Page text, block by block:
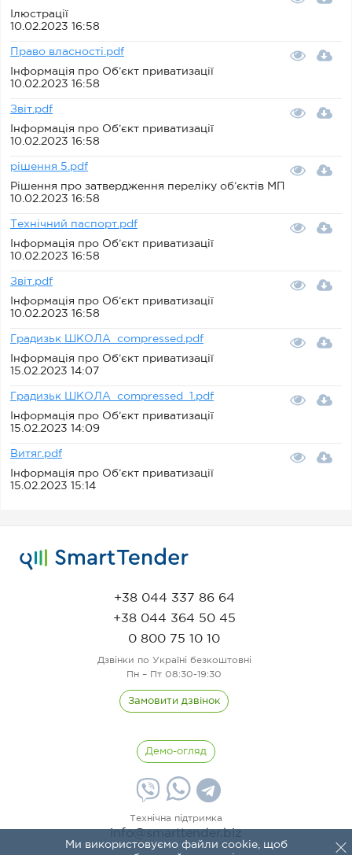
Ілюстрації
10.02.2023 16:58
Право власності.pdf
Інформація про Об’єкт приватизації
10.02.2023 16:58
Звіт.pdf
Інформація про Об’єкт приватизації
10.02.2023 16:58
рішення 5.pdf
Рішення про затвердження переліку об’єктів МП
10.02.2023 16:58
Технічний паспорт.pdf
Інформація про Об’єкт приватизації
10.02.2023 16:58
Звіт.pdf
Інформація про Об’єкт приватизації
10.02.2023 16:58
Градизьк ШКОЛА_compressed.pdf
Інформація про Об’єкт приватизації
15.02.2023 14:07
Градизьк ШКОЛА_compressed_1.pdf
Інформація про Об’єкт приватизації
15.02.2023 14:09
Витяг.pdf
Інформація про Об’єкт приватизації
15.02.2023 15:14
Ми використовуємо файли cookie, щоб
+38 044 337 86 64
+38 044 364 50 45
0 800 75 10 10
Дзвінки по Україні безкоштовні
Пн – Пт 08:30-19:30
Замовити дзвінок
Технічна підтримка
Демо-огляд